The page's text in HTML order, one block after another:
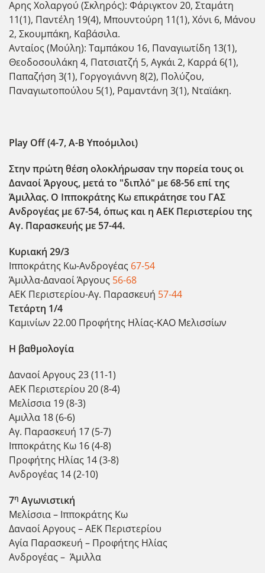
Αρης Χολαργού (Σκληρός): Φάριγκτον 20, Σταμάτη
11(1), Παντέλη 19(4), Μπουντούρη 11(1), Χόνι 6, Μάνου
2, Σκουμπάκη, Καβάσιλα.
Ανταίος (Μούλη): Ταμπάκου 16, Παναγιωτίδη 13(1),
Θεοδοσουλάκη 4, Πατσιατζή 5, Αγκάι 2, Καρρά 6(1),
Παπαζήση 3(1), Γοργογιάννη 8(2), Πολύζου,
Παναγιωτοπούλου 5(1), Ραμαντάνη 3(1), Νταϊάκη.
Play Off (4-7, Α-Β Υποόμιλοι)
Στην πρώτη θέση ολοκλήρωσαν την πορεία τους οι
Δαναοί Άργους, μετά το "διπλό" με 68-56 επί της
Άμιλλας. Ο Ιπποκράτης Κω επικράτησε του ΓΑΣ
Ανδρογέας με 67-54, όπως και η ΑΕΚ Περιστερίου της
Αγ. Παρασκευής με 57-44.
Κυριακή 29/3
Ιπποκράτης Κω-Ανδρογέας 67-54
Άμιλλα-Δαναοί Άργους 56-68
ΑΕΚ Περιστερίου-Αγ. Παρασκευή 57-44
Τετάρτη 1/4
Καμινίων 22.00 Προφήτης Ηλίας-ΚΑΟ Μελισσίων
Η βαθμολογία
Δαναοί Αργους 23 (11-1)
ΑΕΚ Περιστερίου 20 (8-4)
Μελίσσια 19 (8-3)
Αμιλλα 18 (6-6)
Αγ. Παρασκευή 17 (5-7)
Ιπποκράτης Κω 16 (4-8)
Προφήτης Ηλίας 14 (3-8)
Ανδρογέας 14 (2-10)
7η Αγωνιστική
Μελίσσια – Ιπποκράτης Κω
Δαναοί Αργους – ΑΕΚ Περιστερίου
Αγία Παρασκευή – Προφήτης Ηλίας
Ανδρογέας – Άμιλλα